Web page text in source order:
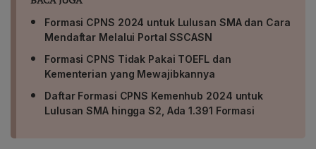
Formasi CPNS 2024 untuk Lulusan SMA dan Cara
Mendaftar Melalui Portal SSCASN
Formasi CPNS Tidak Pakai TOEFL dan
Kementerian yang Mewajibkannya
Daftar Formasi CPNS Kemenhub 2024 untuk
Lulusan SMA hingga S2, Ada 1.391 Formasi